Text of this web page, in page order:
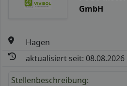
GmbH
Hagen
aktualisiert seit: 08.08.2026
Stellenbeschreibung: